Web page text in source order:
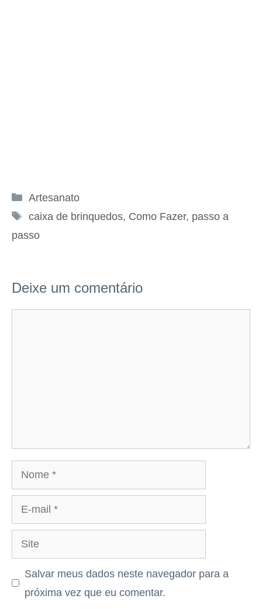
Categorias
Artesanato
Tags
caixa de brinquedos, Como Fazer, passo a
passo
Deixe um comentário
Nome
mail
Site
Salvar meus dados neste navegador para a
próxima vez que eu comentar.